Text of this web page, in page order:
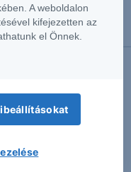
ellenálóbb volt a
A weboldalon
kifejezetten az
el Önnek.